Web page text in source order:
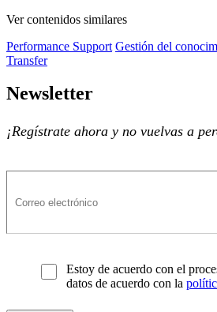
Ver contenidos similares
Performance Support Gestión del
Transfer
Newsletter
¡Regístrate ahora y no vuelvas a
Estoy de acuerdo con el
datos de acuerdo con la